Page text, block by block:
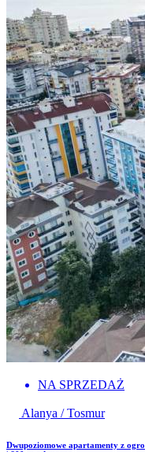
NA SPRZEDAŻ
Alanya / Tosmur
Dwupoziomowe apartamenty z